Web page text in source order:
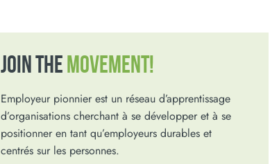
JOIN THE MOVEMENT!
Employeur pionnier est un réseau d’apprentissage
d’organisations cherchant à se développer et à se
positionner en tant qu’employeurs durables et
centrés sur les personnes.